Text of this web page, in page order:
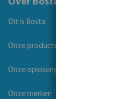
Over Bosta
Dit is Bosta
Onze producten
Onze oplossingen
Onze merken